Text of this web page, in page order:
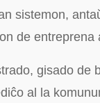
sistemon,
de entreprena
gisado de
al la